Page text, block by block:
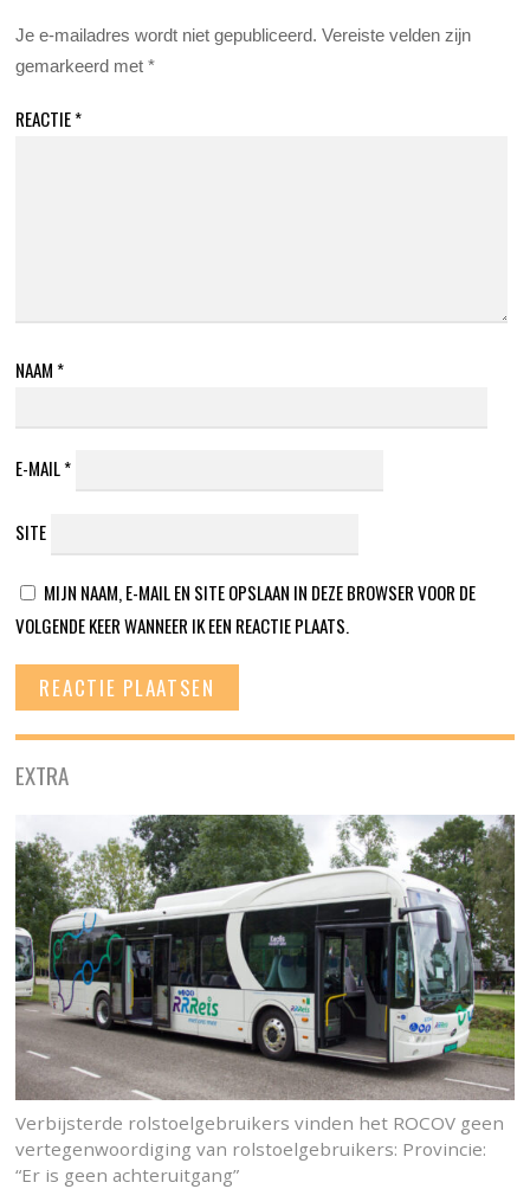
Je e-mailadres wordt niet gepubliceerd. Vereiste velden zijn
gemarkeerd met*
REACTIE*
NAAM *
E-MAIL*
SITE
MIJN NAAM, E-MAIL EN SITE OPSLAAN IN DEZE BROWSER VOOR DE
VOLGENDE KEER WANNEER IK EEN REACTIE PLAATS.
EXTRA
Verbijsterde rolstoelgebruikers vinden het ROCOV geen
vertegenwoordiging van rolstoelgebruikers: Provincie:
“Er is geen achteruitgang”